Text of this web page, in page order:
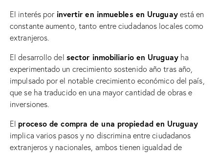
El interés por invertir en inmuebles en Uruguayestá en
constante aumento, tanto entre ciudadanos locales como
extranjeros.
El desarrollo del sector inmobiliario en Uruguayha
experimentado un crecimiento sostenido año tras año,
impulsado por el notable crecimiento económico del país,
que se ha traducido en una mayor cantidad de obras e
inversiones.
El proceso de compra de una propiedad en Uruguay
implica varios pasos y no discrimina entre ciudadanos
extranjeros y nacionales, ambos tienen igualdad de